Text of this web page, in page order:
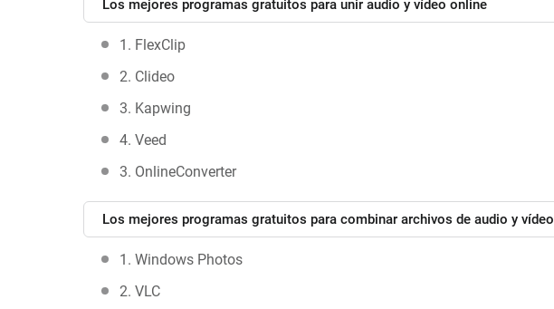
Los mejores programas gratuitos para unir audio y vídeo online
1. FlexClip
2. Clideo
3. Kapwing
4. Veed
3. OnlineConverter
Los mejores programas gratuitos para combinar archivos de audio y vídeo
1. Windows Photos
2. VLC